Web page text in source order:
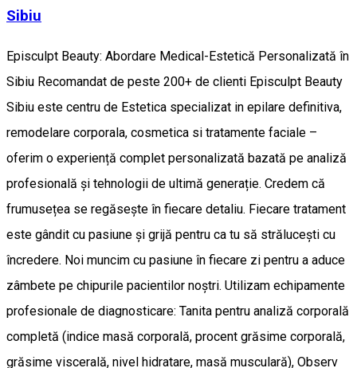
Sibiu
Episculpt Beauty: Abordare Medical-Estetică Personalizată în
Sibiu Recomandat de peste 200+ de clienti Episculpt Beauty
Sibiu este centru de Estetica specializat in epilare definitiva,
remodelare corporala, cosmetica si tratamente faciale –
oferim o experiență complet personalizată bazată pe analiză
profesională și tehnologii de ultimă generație. Credem că
frumusețea se regăsește în fiecare detaliu. Fiecare tratament
este gândit cu pasiune și grijă pentru ca tu să strălucești cu
încredere. Noi muncim cu pasiune în fiecare zi pentru a aduce
zâmbete pe chipurile pacientilor noștri. Utilizam echipamente
profesionale de diagnosticare: Tanita pentru analiză corporală
completă (indice masă corporală, procent grăsime corporală,
grăsime viscerală, nivel hidratare, masă musculară), Observ